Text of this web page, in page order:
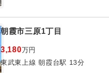
朝霞市三原1丁目
3,180万円
東武東上線 朝霞台駅 13分